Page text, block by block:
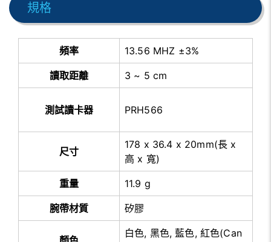
規格
頻率 13.56 MHZ ±3%
讀取距離 3 ~ 5 cm
測試讀卡器 PRH566
尺寸
178 x 36.4 x 20mm(長 x
高 x 寬)
重量 11.9 g
腕帶材質 矽膠
白色, 黑色, 藍色, 紅色(Can